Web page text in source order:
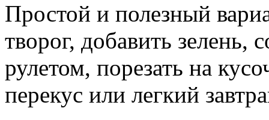
Простой и полезный
творог, добавить зелень,
рулетом, порезать на
перекус или легкий